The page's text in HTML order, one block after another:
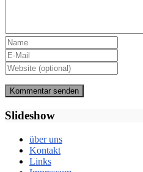
Slideshow
über uns
Kontakt
Links